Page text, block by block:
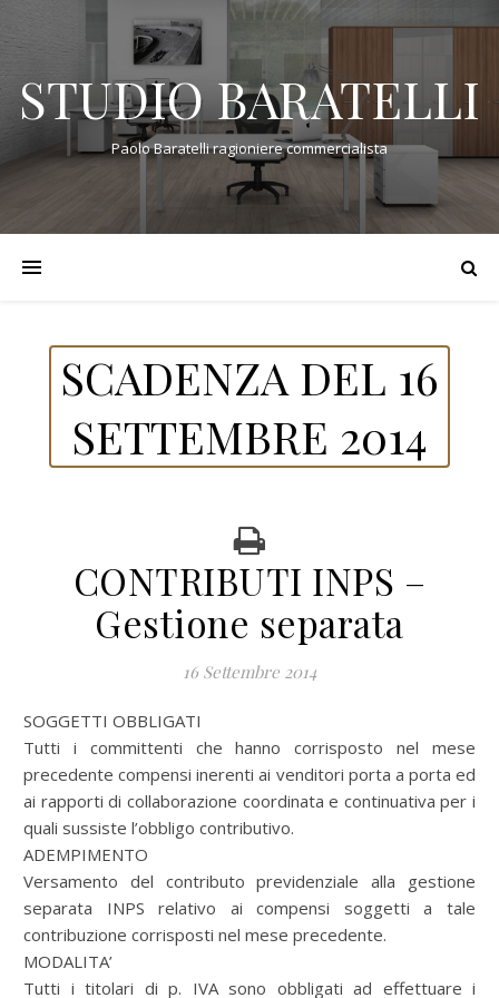
STUDIO BARATELLI
Paolo Baratelli ragioniere commercialista
SCADENZA DEL 16
SETTEMBRE 2014
CONTRIBUTI INPS –
Gestione separata
16 Settembre 2014
SOGGETTI OBBLIGATI
Tutti i committenti che hanno corrisposto nel mese
precedente compensi inerenti ai venditori porta a porta ed
ai rapporti di collaborazione coordinata e continuativa per i
quali sussiste l’obbligo contributivo.
ADEMPIMENTO
Versamento del contributo previdenziale alla gestione
separata INPS relativo ai compensi soggetti a tale
contribuzione corrisposti nel mese precedente.
MODALITA’
Tutti i titolari di p. IVA sono obbligati ad effettuare i